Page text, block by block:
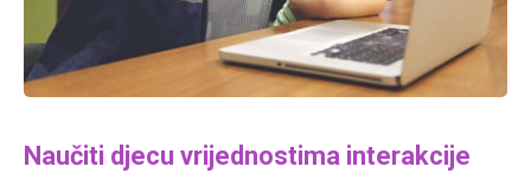
Naučiti djecu vrijednostima interakcije